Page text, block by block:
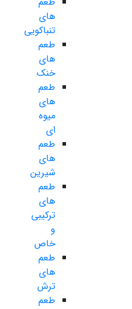
های
تنباکویی
طعم
های
خنک
طعم
های
میوه
ای
طعم
های
شیرین
طعم
های
ترکیبی
و
خاص
طعم
های
ترش
طعم